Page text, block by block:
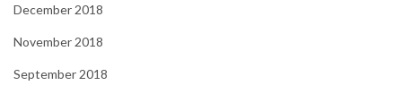
December 2018
November 2018
September 2018